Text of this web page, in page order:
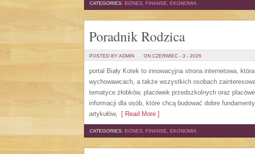
CATEGORIES: BIZNES, FINANSE, EKONOMIA
Poradnik Rodzica
POSTED BY ADMIN ON CZERWIEC - 3 - 2026
portal Biały Kotek to innowacyjna strona internetowa,
wychowawcach, a także wszystkich osobach
tematyce żłobków, placówek przedszkolnych oraz
informacji dla osób, które chcą budować dobre
artykułów, [ Read More ]
CATEGORIES: BIZNES, FINANSE, EKONOMIA